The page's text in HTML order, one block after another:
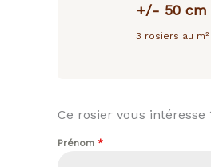
+/- 50 cm
3 rosiers au m²
Ce rosier vous intéresse
Prénom *